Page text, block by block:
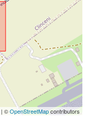
| ©OpenStreetMapcontributors